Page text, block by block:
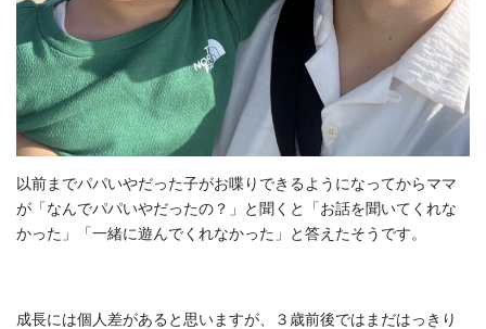
以前までパパいやだった子がお喋りできるようになってからママ
が「なんでパパいやだったの？」と聞くと「お話を聞いてくれな
かった」「一緒に遊んでくれなかった」と答えたそうです。
成長には個人差があると思いますが、３歳前後ではまだはっきり